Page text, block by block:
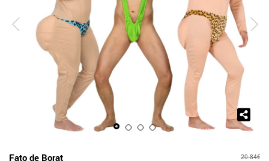
Fato de Borat 20.84€